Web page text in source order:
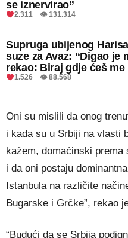
se iznervirao”
2.311 👁 131.314
Supruga ubijenog
suze za Avaz: “Digao je
rekao: Biraj gdje ćeš me
1.526 👁 88.568
Oni su mislili da onog
i kada su u Srbiji na vlasti
kažem, domaćinski
i da oni postaju
Istanbula na različite
Bugarske i Grčke”, rekao
“Budući da se Srbija